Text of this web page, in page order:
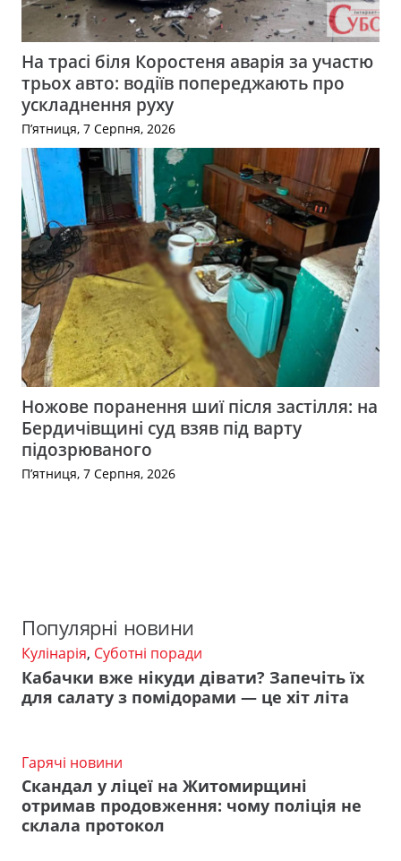
На трасі біля Коростеня аварія за участю
трьох авто: водіїв попереджають про
ускладнення руху
П’ятниця, 7 Серпня, 2026
Ножове поранення шиї після застілля: на
Бердичівщині суд взяв під варту
підозрюваного
П’ятниця, 7 Серпня, 2026
Популярні новини
Кулінарія, Суботні поради
Кабачки вже нікуди дівати? Запечіть їх
для салату з помідорами — це хіт літа
Гарячі новини
Скандал у ліцеї на Житомирщині
отримав продовження: чому поліція не
склала протокол